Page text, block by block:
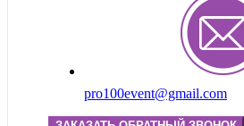
pro100event@gmail.com